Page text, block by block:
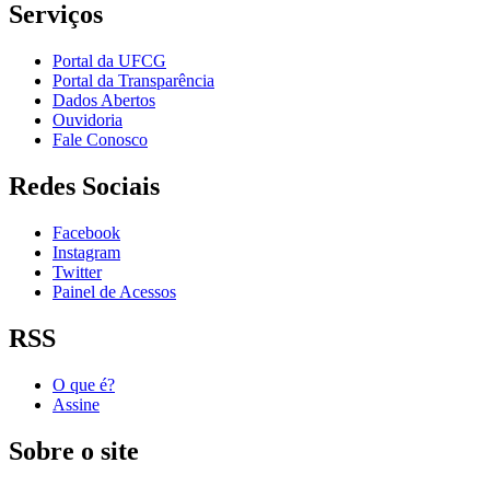
Serviços
Portal da UFCG
Portal da Transparência
Dados Abertos
Ouvidoria
Fale Conosco
Redes Sociais
Facebook
Instagram
Twitter
Painel de Acessos
RSS
O que é?
Assine
Sobre o site